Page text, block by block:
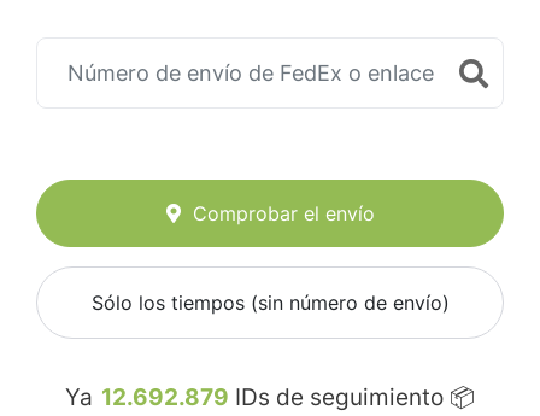
Comprobar el envío
Sólo los tiempos (sin número de envío)
Ya 12.692.879 IDs de seguimiento 📦